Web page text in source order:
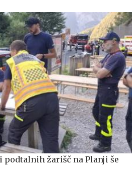
podtalnih žarišč na Planji še